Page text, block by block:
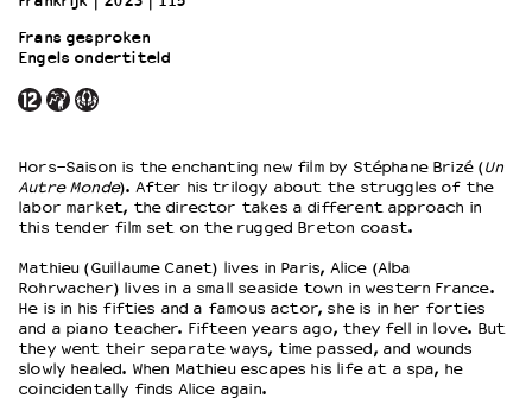
OVER LANTARENVENSTER
Wat we doen
Word vriend
Historie
Partners
Huisregels
Privacyverklaring
Integriteits- en gedragscode
Duurzaamheid
Culturele boycot Israël
Ruimte voor artistieke vrijheid – VNPF
Frans gesproken
Engels ondertiteld
Hors-Saison is the enchanting new film by Stéphane Brizé (Un
Autre Monde). After his trilogy about the struggles of the
labor market, the director takes a different approach in
this tender film set on the rugged Breton coast.
Mathieu (Guillaume Canet) lives in Paris, Alice (Alba
Rohrwacher) lives in a small seaside town in western France.
He is in his fifties and a famous actor, she is in her forties
and a piano teacher. Fifteen years ago, they fell in love. But
they went their separate ways, time passed, and wounds
slowly healed. When Mathieu escapes his life at a spa, he
coincidentally finds Alice again.